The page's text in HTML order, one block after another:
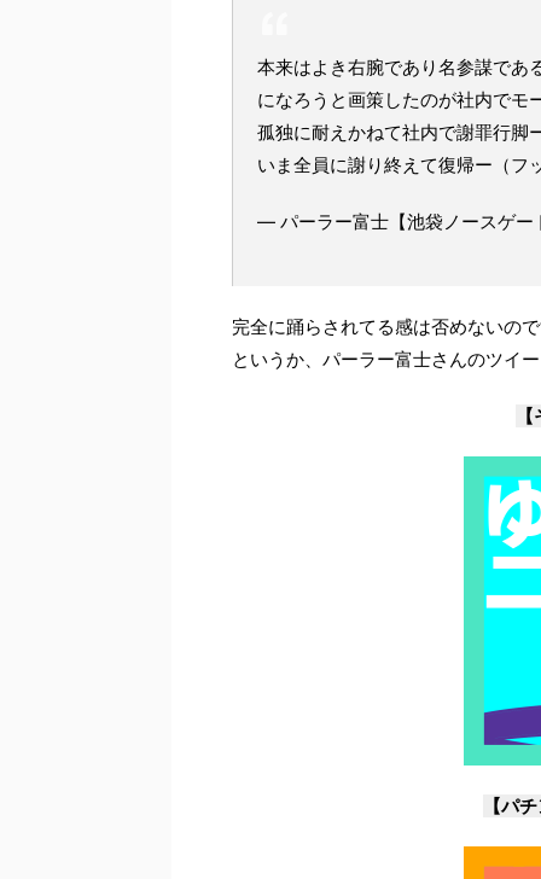
本来はよき右腕であり名参謀であ
になろうと画策したのが社内でモ
孤独に耐えかねて社内で謝罪行脚
いま全員に謝り終えて復帰ー（フ
— パーラー富士【池袋ノースゲ
完全に踊らされてる感は否めないの
というか、パーラー富士さんのツイ
【パ